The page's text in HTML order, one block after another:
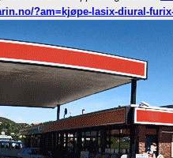
?am=kjøpe-lasix-diural-